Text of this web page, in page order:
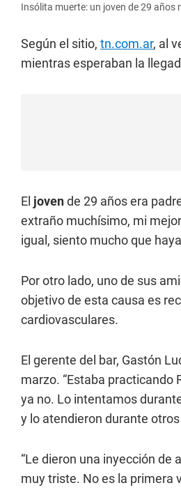
Insólita muerte: un joven de 29
Según el sitio, tn.com.ar, al
mientras esperaban la
El jovende 29 años era
extraño muchísimo, mi
igual, siento mucho que
Por otro lado, uno de sus
objetivo de esta causa es
cardiovasculares.
El gerente del bar, Gastón
marzo. “Estaba practicando
ya no. Lo intentamos
y lo atendieron durante otros
“Le dieron una inyección de
muy triste. No es la primera